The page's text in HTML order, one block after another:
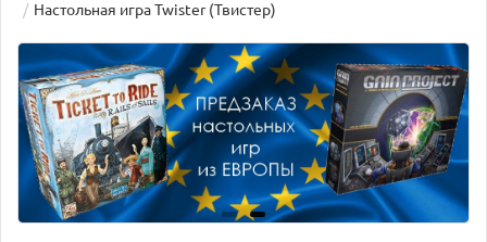
Настольная игра Twister (Твистер)